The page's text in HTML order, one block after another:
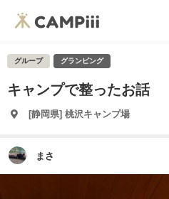
グループ グランピング
キャンプで整ったお話
[静岡県] 桃沢キャンプ場
まさ